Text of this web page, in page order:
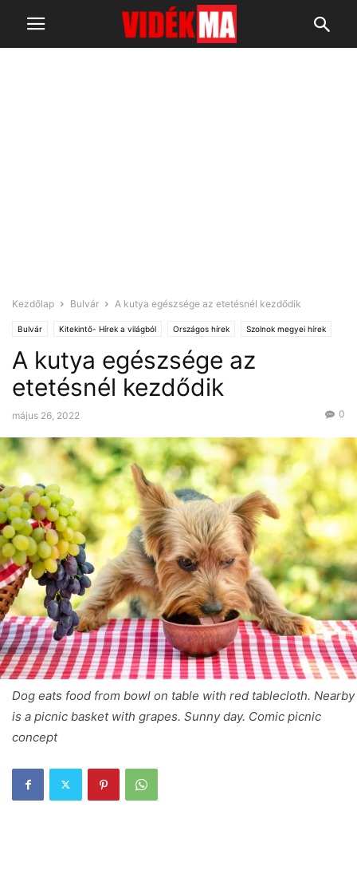
Kezdőlap Bulvár A kutya egészsége az etetésnél kezdődik
Bulvár Kitekintő- Hírek a világból Országos hírek Szolnok megyei hírek
Tudomány-Technika-Életmód
A kutya egészsége az
etetésnél kezdődik
május 26, 2022 0
Dog eats food from bowl on table with red tablecloth. Nearby
is a picnic basket with grapes. Sunny day. Comic picnic
concept